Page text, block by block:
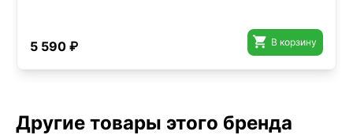
5 590 ₽  В корзину
Другие товары этого бренда